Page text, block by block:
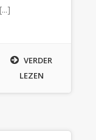
VERDER
LEZEN